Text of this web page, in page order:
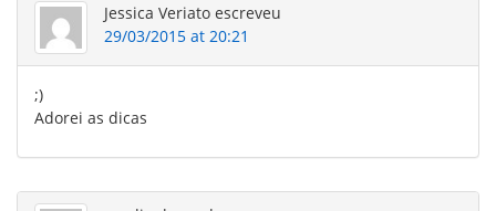
Jessica Veriato escreveu
29/03/2015 at 20:21
;)
Adorei as dicas